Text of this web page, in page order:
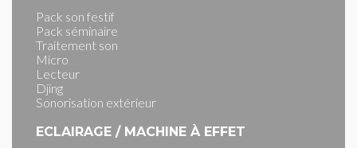
Pack son festif
Pack séminaire
Traitement son
Micro
Lecteur
Djing
Sonorisation extérieur
ECLAIRAGE / MACHINE À EFFET